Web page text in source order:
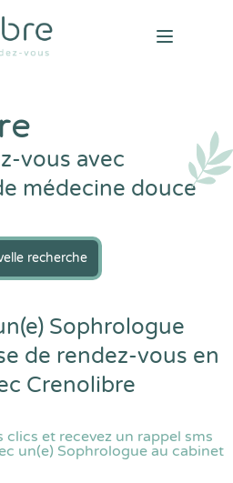
Open
vous avec
médecine douce
recherche
Sophrologue
de rendez-vous en
Crenolibre
clics et recevez un rappel sms
un(e) Sophrologue au cabinet